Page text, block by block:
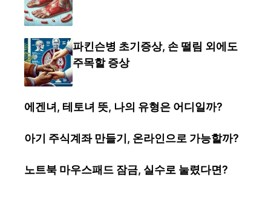
파킨슨병 초기증상, 손 떨림 외에도
주목할 증상
에겐녀, 테토녀 뜻, 나의 유형은 어디일까?
아기 주식계좌 만들기, 온라인으로 가능할까?
노트북 마우스패드 잠금, 실수로 눌렸다면?